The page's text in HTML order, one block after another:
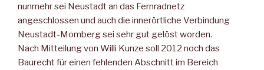
nunmehr sei Neustadt an das Fernradnetz
angeschlossen und auch die innerörtliche Verbindung
Neustadt-Momberg sei sehr gut gelöst worden.
Nach Mitteilung von Willi Kunze soll 2012 noch das
Baurecht für einen fehlenden Abschnitt im Bereich